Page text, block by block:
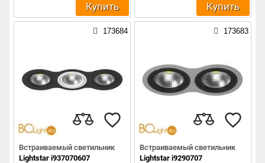
Купить Купить
173684
Встраиваемый светильник
Lightstar i937070607
173683
Встраиваемый светильник
Lightstar i9290707